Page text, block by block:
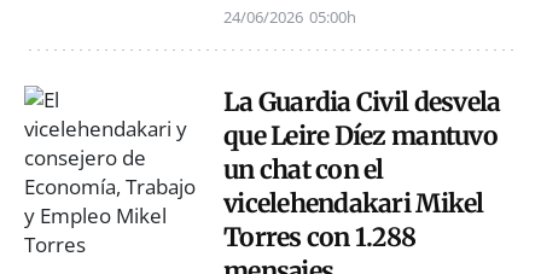
24/06/2026 05:00h
La Guardia Civil desvela
que Leire Díez mantuvo
un chat con el
vicelehendakari Mikel
Torres con 1.288